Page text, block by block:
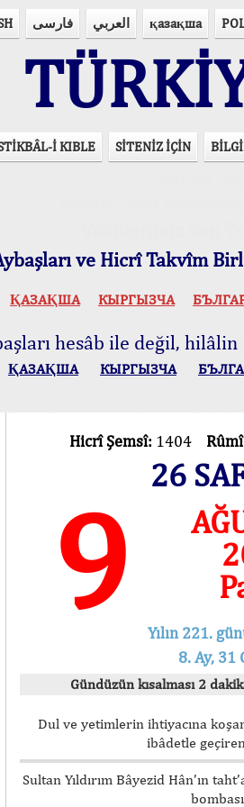
فارسی العربي қазақша
İ KIBLE SİTENİZ İÇİN
ve Hicrî Takvîm
ҚАЗАҚША КЫPГЫЗЧA
hesâb ile değil,
ҚАЗАҚША КЫPГЫЗЧA
Hicrî Şemsî: 1404
26
9
Yılın 221.
8. Ay, 31
Gündüzün kısalması 2
Dul ve yetimlerin ihtiyacına
ibâdetle
Sultan Yıldırım Bâyezid Hân’ın